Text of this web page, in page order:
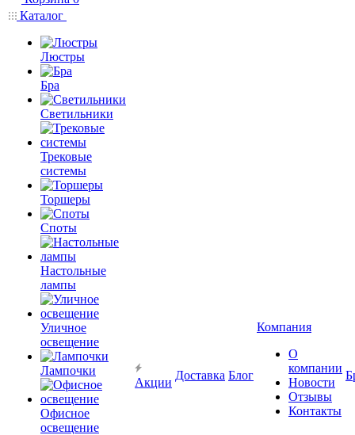
Каталог
Люстры
Бра
Светильники
Трековые
системы
Торшеры
Споты
Настольные
лампы
Уличное
освещение
Лампочки
Офисное
освещение
Акции
Доставка Блог
Компания
О
компании
Новости
Отзывы
Контакты